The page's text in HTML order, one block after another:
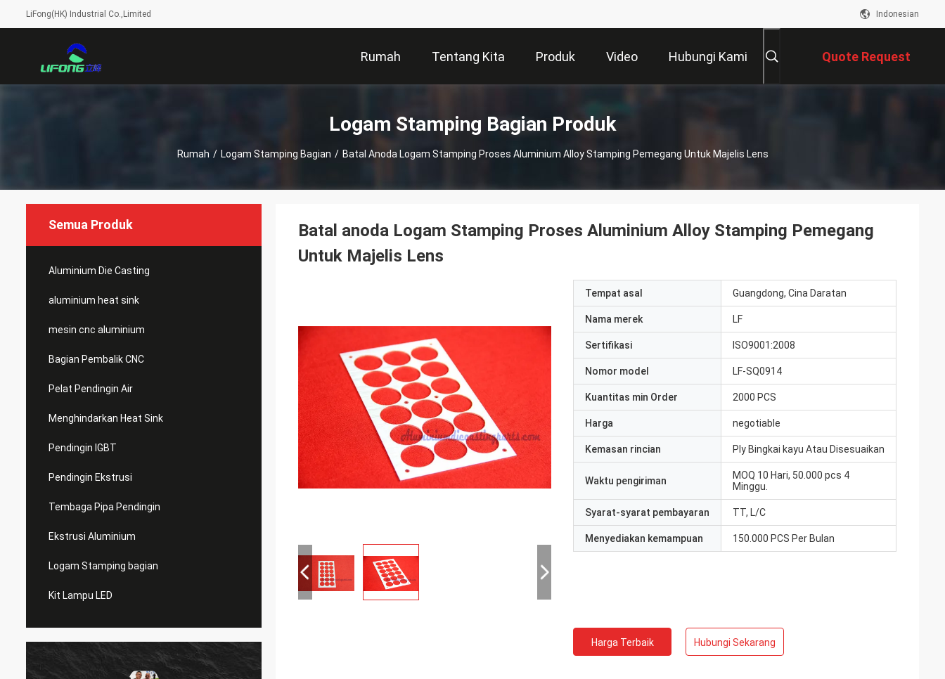
LiFong(HK) Industrial Co.,Limited Indonesian
Rumah Tentang Kita Produk Video Hubungi Kami Quote Request
Logam Stamping Bagian Produk
Rumah / Logam Stamping Bagian / Batal Anoda Logam Stamping Proses Aluminium Alloy Stamping Pemegang Untuk Majelis Lens
Semua Produk
Aluminium Die Casting
aluminium heat sink
mesin cnc aluminium
Bagian Pembalik CNC
Pelat Pendingin Air
Menghindarkan Heat Sink
Pendingin IGBT
Pendingin Ekstrusi
Tembaga Pipa Pendingin
Ekstrusi Aluminium
Logam Stamping bagian
Kit Lampu LED
Batal anoda Logam Stamping Proses Aluminium Alloy Stamping Pemegang
Untuk Majelis Lens
Tempat asal Guangdong, Cina Daratan
Nama merek LF
Sertifikasi ISO9001:2008
Nomor model LF-SQ0914
Kuantitas min Order 2000 PCS
Harga negotiable
Kemasan rincian Ply Bingkai kayu Atau Disesuaikan
Waktu pengiriman
MOQ 10 Hari, 50.000 pcs 4
Minggu.
Syarat-syarat pembayaran TT, L/C
Menyediakan kemampuan 150.000 PCS Per Bulan
Harga Terbaik Hubungi Sekarang